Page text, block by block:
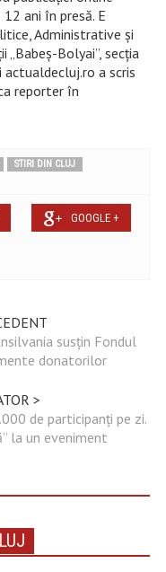
ani în presă. E
Administrative și
„Babeș-Bolyai”, secția
actualdecluj.ro a scris
reporter în
STIRI DIN CLUJ
GOOGLE +
susțin Fondul
donatorilor
>
de participanți pe zi.
la un eveniment